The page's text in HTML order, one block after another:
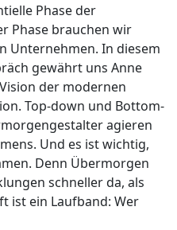
Phase der
Phase brauchen wir
Unternehmen. In diesem
gewährt uns Anne
der modernen
Top-down und Bottom-
agieren
Und es ist wichtig,
Denn Übermorgen
schneller da, als
ist ein Laufband: Wer